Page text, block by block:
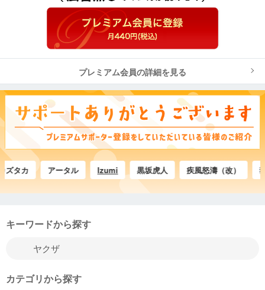
プレミアム会員の詳細を見る
カ アータル Izumi 黒坂虎人 疾風怒濤（改）
キーワードから探す
カテゴリから探す